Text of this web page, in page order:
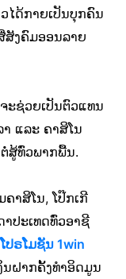
ໄດ້ກາຍເປັນບຸກຄົນ
ສັງຄົມອອນລາຍ
ະຊ່ວຍເປັນຕົວແທນ
ແລະ ຄາສິໂນ
ສູ້ທົ່ວພາກພື້ນ.
າສິໂນ, ໂປ໊ກເກີ
ປະເທດທົ່ວອາຊີ
ປຣໂມຊັນ 1win
ນຝາກຄັ້ງທຳອິດມູນ